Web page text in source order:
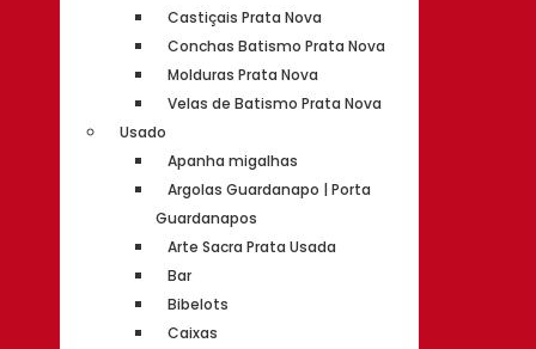
Castiçais Prata Nova
Conchas Batismo Prata Nova
Molduras Prata Nova
Velas de Batismo Prata Nova
Usado
Apanha migalhas
Argolas Guardanapo | Porta
Guardanapos
Arte Sacra Prata Usada
Bar
Bibelots
Caixas